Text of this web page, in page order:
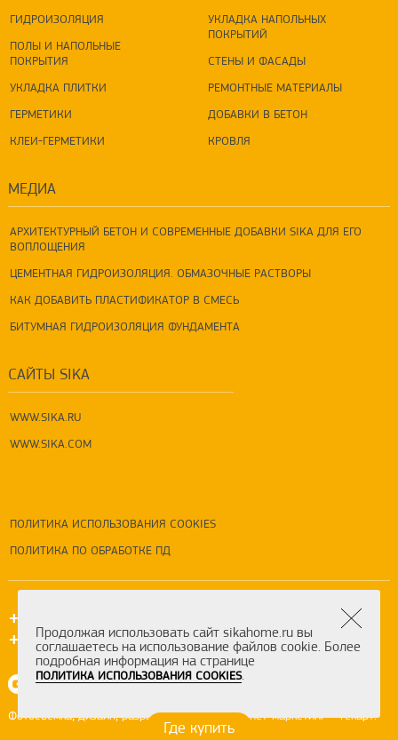
ГИДРОИЗОЛЯЦИЯ
ПОЛЫ И НАПОЛЬНЫЕ
ПОКРЫТИЯ
УКЛАДКА ПЛИТКИ
ГЕРМЕТИКИ
КЛЕИ-ГЕРМЕТИКИ
УКЛАДКА НАПОЛЬНЫХ
ПОКРЫТИЙ
СТЕНЫ И ФАСАДЫ
РЕМОНТНЫЕ МАТЕРИАЛЫ
ДОБАВКИ В БЕТОН
КРОВЛЯ
МЕДИА
АРХИТЕКТУРНЫЙ БЕТОН И СОВРЕМЕННЫЕ ДОБАВКИ SIKA ДЛЯ ЕГО
ВОПЛОЩЕНИЯ
ЦЕМЕНТНАЯ ГИДРОИЗОЛЯЦИЯ. ОБМАЗОЧНЫЕ РАСТВОРЫ
КАК ДОБАВИТЬ ПЛАСТИФИКАТОР В СМЕСЬ
БИТУМНАЯ ГИДРОИЗОЛЯЦИЯ ФУНДАМЕНТА
САЙТЫ SIKA
WWW.SIKA.RU
WWW.SIKA.COM
ПОЛИТИКА ИСПОЛЬЗОВАНИЯ COOKIES
ПОЛИТИКА ПО ОБРАБОТКЕ ПД
+7 (495) 5-777-333
+7 (800) 550-7-333
Фотосъемка,дизайн,разработка сайта,интернет-маркетинг-Текарт.
Продолжая использовать сайт sikahome.ru вы
соглашаетесь на использование файлов cookie. Более
подробная информация на странице
ПОЛИТИКА ИСПОЛЬЗОВАНИЯ COOKIES.
Где купить